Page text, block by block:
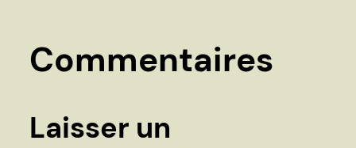
Commentaires
Laisser un